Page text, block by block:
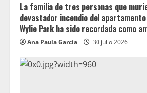
La familia de tres personas que
devastador incendio del apartamento
Wylie Park ha sido recordada como
Ana Paula García 30 julio 2026